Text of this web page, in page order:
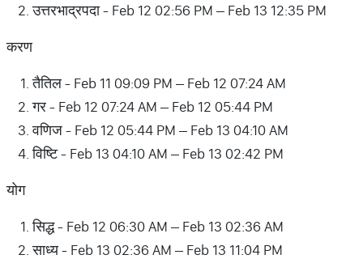
उत्तरभाद्रपदा - Feb 12 02:56 PM – Feb 13 12:35 PM
करण
तैतिल - Feb 11 09:09 PM – Feb 12 07:24 AM
गर - Feb 12 07:24 AM – Feb 12 05:44 PM
वणिज - Feb 12 05:44 PM – Feb 13 04:10 AM
विष्टि - Feb 13 04:10 AM – Feb 13 02:42 PM
योग
सिद्ध - Feb 12 06:30 AM – Feb 13 02:36 AM
साध्य - Feb 13 02:36 AM – Feb 13 11:04 PM